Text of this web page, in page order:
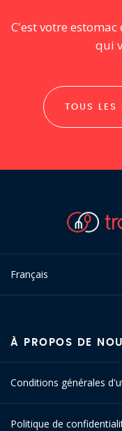
C'est votre
qui
TOUS LES
Français
À PROPOS DE
Conditions générales
Politique de